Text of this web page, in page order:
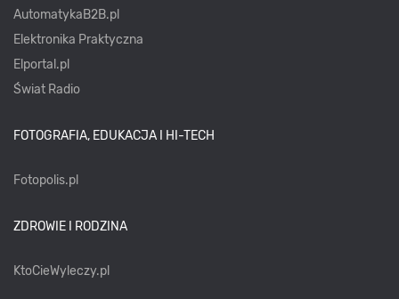
AutomatykaB2B.pl
Elektronika Praktyczna
Elportal.pl
Świat Radio
FOTOGRAFIA, EDUKACJA I HI-TECH
Fotopolis.pl
ZDROWIE I RODZINA
KtoCieWyleczy.pl